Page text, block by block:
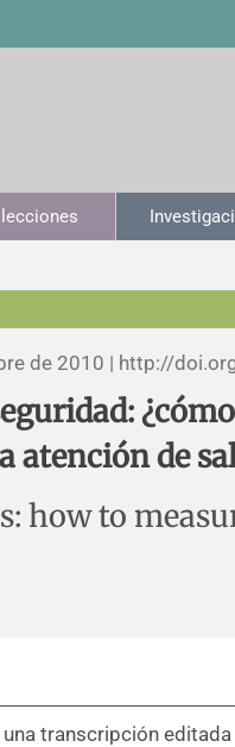
de 2010 | http://
atención de
how to
transcripción